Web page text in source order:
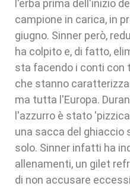
l'erba prima dell'inizio
campione in carica, in
giugno. Sinner però,
ha colpito e, di fatto,
sta facendo i conti con
che stanno
ma tutta l'Europa.
l'azzurro è stato
una sacca del ghiaccio
solo. Sinner infatti ha
allenamenti, un gilet
di non accusare